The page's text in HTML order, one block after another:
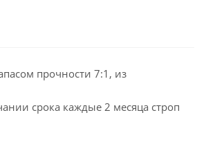
прочности 7:1, из
срока каждые 2 месяца строп